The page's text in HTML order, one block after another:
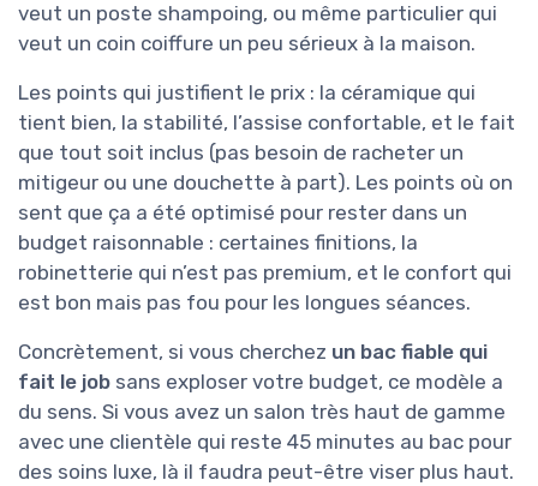
veut un poste shampoing, ou même particulier qui
veut un coin coiffure un peu sérieux à la maison.
Les points qui justifient le prix : la céramique qui
tient bien, la stabilité, l’assise confortable, et le fait
que tout soit inclus (pas besoin de racheter un
mitigeur ou une douchette à part). Les points où on
sent que ça a été optimisé pour rester dans un
budget raisonnable : certaines finitions, la
robinetterie qui n’est pas premium, et le confort qui
est bon mais pas fou pour les longues séances.
Concrètement, si vous cherchez un bac fiable qui
fait le job sans exploser votre budget, ce modèle a
du sens. Si vous avez un salon très haut de gamme
avec une clientèle qui reste 45 minutes au bac pour
des soins luxe, là il faudra peut-être viser plus haut.